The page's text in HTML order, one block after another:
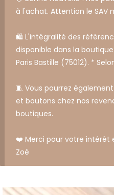
à l'achat. Attention le SAV
🛍️ L'intégralité des
disponible dans la
Paris Bastille (75012). *
🧵 Vous pourrez
et boutons chez nos
boutiques.
❤️ Merci pour votre intérêt
Zoé